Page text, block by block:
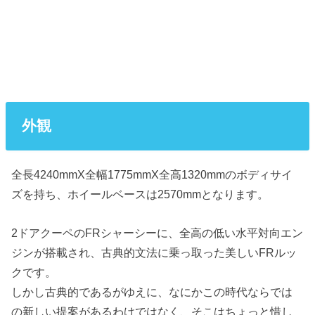
外観
全長4240mmX全幅1775mmX全高1320mmのボディサイ
ズを持ち、ホイールベースは2570mmとなります。
2ドアクーペのFRシャーシーに、全高の低い水平対向エン
ジンが搭載され、古典的文法に乗っ取った美しいFRルッ
クです。
しかし古典的であるがゆえに、なにかこの時代ならでは
の新しい提案があるわけではなく、そこはちょっと惜し